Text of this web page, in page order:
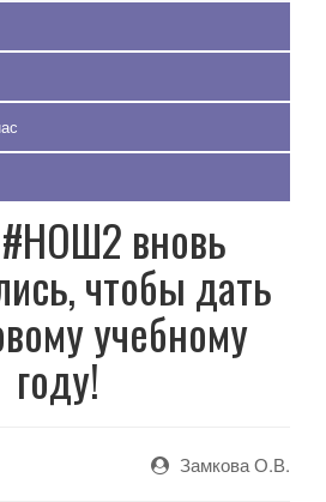
вновь
чтобы дать
учебному
году!
Замкова О.В.